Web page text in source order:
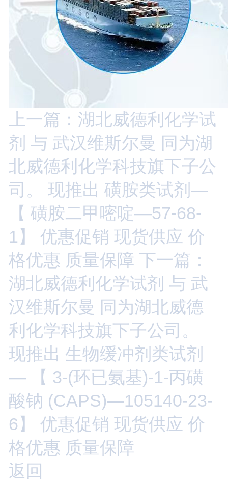
上一篇：湖北威德利化学试
剂 与 武汉维斯尔曼 同为湖
北威德利化学科技旗下子公
司。 现推出 磺胺类试剂—
【 磺胺二甲嘧啶—57-68-
1】 优惠促销 现货供应 价
格优惠 质量保障 下一篇：
湖北威德利化学试剂 与 武
汉维斯尔曼 同为湖北威德
利化学科技旗下子公司。
现推出 生物缓冲剂类试剂
— 【 3-(环已氨基)-1-丙磺
酸钠 (CAPS)—105140-23-
6】 优惠促销 现货供应 价
格优惠 质量保障
返回